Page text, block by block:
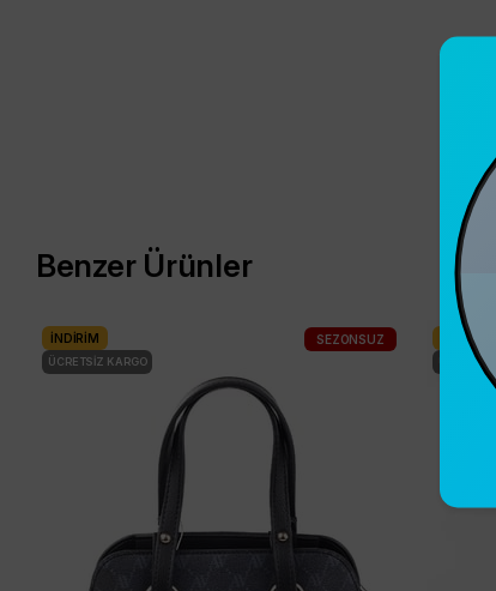
Benzer Ürünler
İNDIRIM
ÜCRETSIZ KARGO
SEZONSUZ İNDIRIM
ÜCRETSIZ